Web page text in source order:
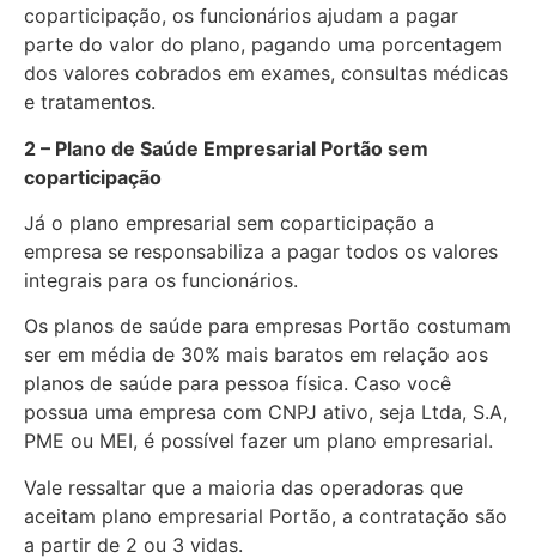
coparticipação, os funcionários ajudam a pagar
parte do valor do plano, pagando uma porcentagem
dos valores cobrados em exames, consultas médicas
e tratamentos.
2 – Plano de Saúde Empresarial Portão sem
coparticipação
Já o plano empresarial sem coparticipação a
empresa se responsabiliza a pagar todos os valores
integrais para os funcionários.
Os planos de saúde para empresas Portão costumam
ser em média de 30% mais baratos em relação aos
planos de saúde para pessoa física. Caso você
possua uma empresa com CNPJ ativo, seja Ltda, S.A,
PME ou MEI, é possível fazer um plano empresarial.
Vale ressaltar que a maioria das operadoras que
aceitam plano empresarial Portão, a contratação são
a partir de 2 ou 3 vidas.